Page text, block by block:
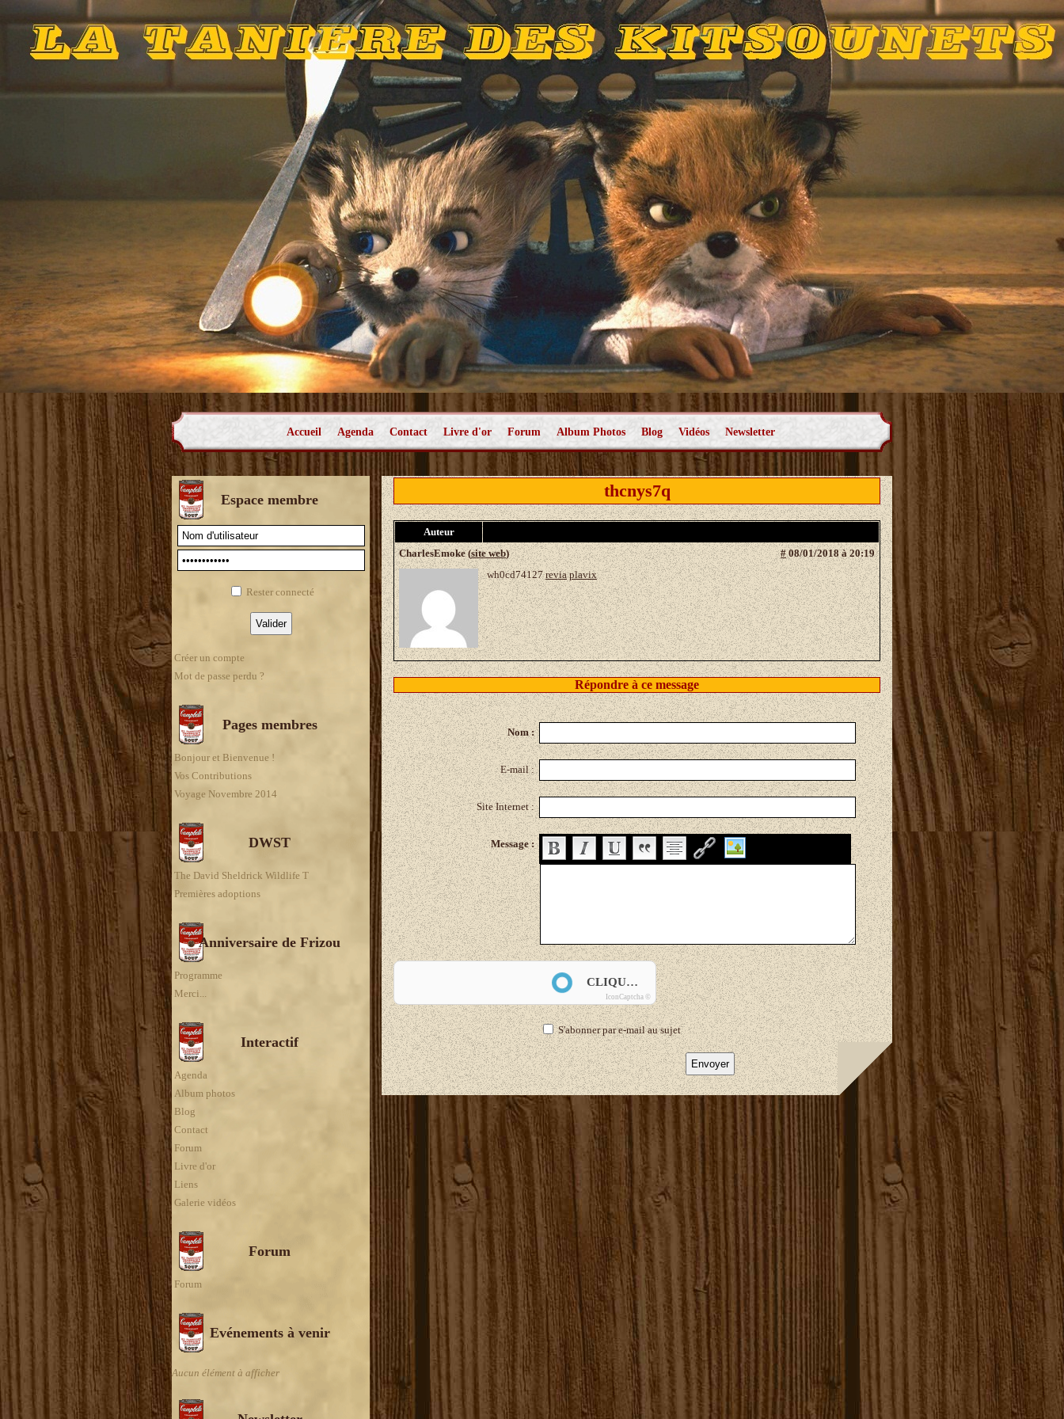
Accueil Agenda Contact Livre d'or Forum Album Photos Blog Vidéos Newsletter
Espace membre
Rester connecté
Créer un compte
Mot de passe perdu ?
Pages membres
Bonjour et Bienvenue !
Vos Contributions
Voyage Novembre 2014
DWST
The David Sheldrick Wildlife T
Premières adoptions
Anniversaire de Frizou
Programme
Merci...
Interactif
Agenda
Album photos
Blog
Contact
Forum
Livre d'or
Liens
Galerie vidéos
Forum
Forum
Evénements à venir
Aucun élément à afficher
thcnys7q
Auteur
#08/01/2018 à 20:19
CharlesEmoke (site web)
wh0cd74127revia plavix
Répondre à ce message
Nom :
E-mail :
Site Internet :
Message :
CLIQUEZ POUR VALIDER
IconCaptcha ©
S'abonner par e-mail au sujet